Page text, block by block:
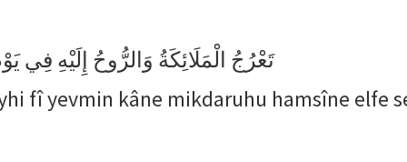
تَعْرُجُ الْمَلَائِكَةُ وَالرُّوحُ إِلَيْهِ
fî yevmin kâne mikdaruhu hamsîne elfe